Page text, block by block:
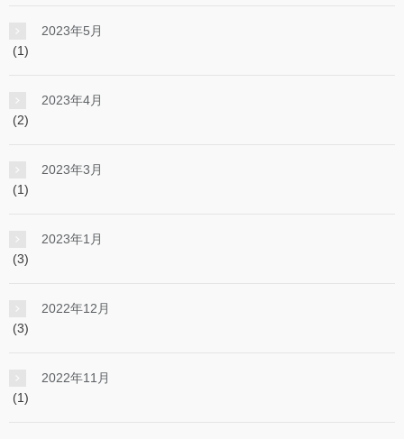
2023年5月
(1)
2023年4月
(2)
2023年3月
(1)
2023年1月
(3)
2022年12月
(3)
2022年11月
(1)